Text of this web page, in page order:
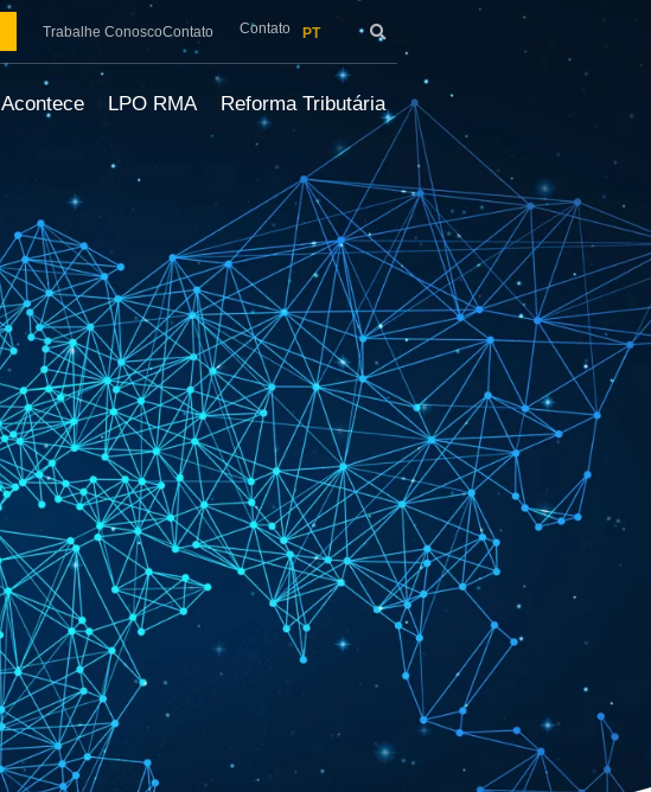
Trabalhe ConoscoContato Contato PT
Acontece LPO RMA Reforma Tributária